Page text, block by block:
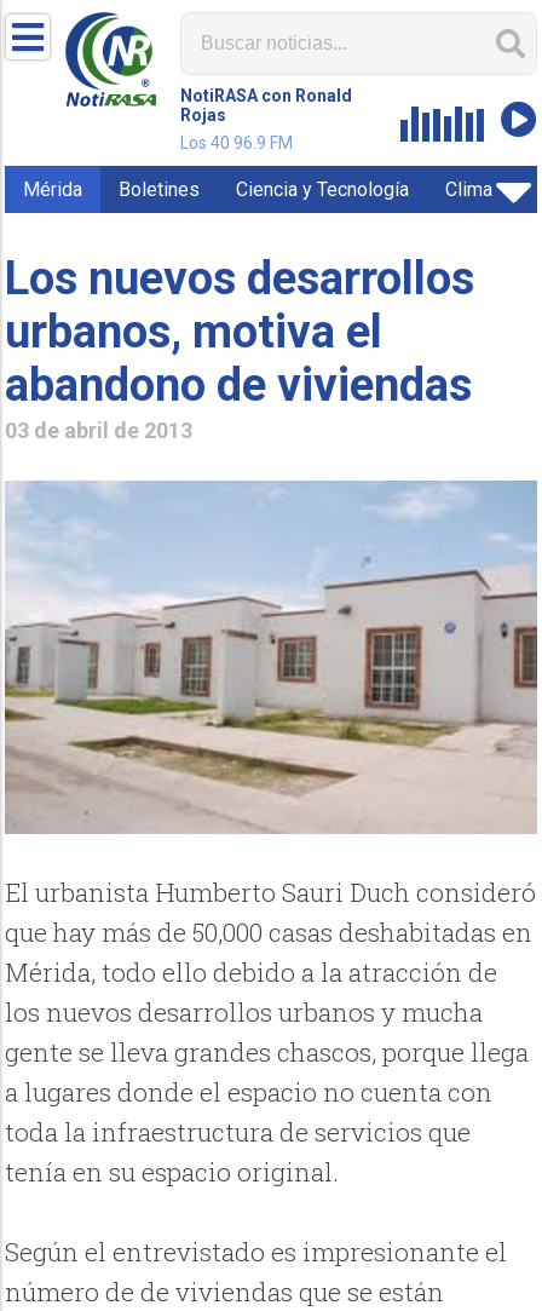
NotiRASA con Ronald
Rojas
Los 40 96.9 FM
Mérida Boletines Ciencia y Tecnología Clima
Los nuevos desarrollos
urbanos, motiva el
abandono de viviendas
03 de abril de 2013
El urbanista Humberto Sauri Duch consideró
que hay más de 50,000 casas deshabitadas en
Mérida, todo ello debido a la atracción de
los nuevos desarrollos urbanos y mucha
gente se lleva grandes chascos, porque llega
a lugares donde el espacio no cuenta con
toda la infraestructura de servicios que
tenía en su espacio original.
Según el entrevistado es impresionante el
número de de viviendas que se están